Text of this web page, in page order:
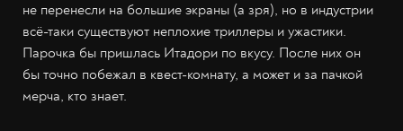
не перенесли на большие экраны (а зря), но в индустрии
всё-таки существуют неплохие триллеры и ужастики.
Парочка бы пришлась Итадори по вкусу. После них он
бы точно побежал в квест-комнату, а может и за пачкой
мерча, кто знает.